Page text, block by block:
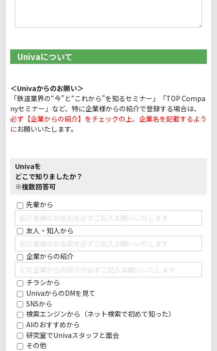
Univaについて
＜Univaからのお願い＞
「鉄道業界の“今”と“これから”を知るセミナー」「TOP Compa
nyセミナー」など、 特に企業様からの紹介で登録する場合は、
必ず【企業からの紹介】をチェックの上、企業名を記載するよう
にお願いいたします。
Univaを
どこで知りましたか？
※複数回答可
先輩から
友人・知人から
企業からの紹介
チラシから
UnivaからのDMを見て
SNSから
検索エンジンから（ネット検索で初めて知った）
AIのおすすめから
研究室でUnivaスタッフと面会
その他